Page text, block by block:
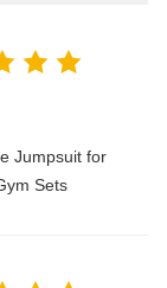
Jumpsuit for
Sets